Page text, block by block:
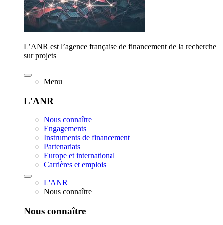
L’ANR est l’agence française de financement de la recherche
sur projets
Menu
L'ANR
Nous connaître
Engagements
Instruments de financement
Partenariats
Europe et international
Carrières et emplois
L'ANR
Nous connaître
Nous connaître